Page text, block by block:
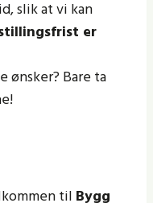
slik at vi kan
er
ønsker? Bare ta
til Bygg